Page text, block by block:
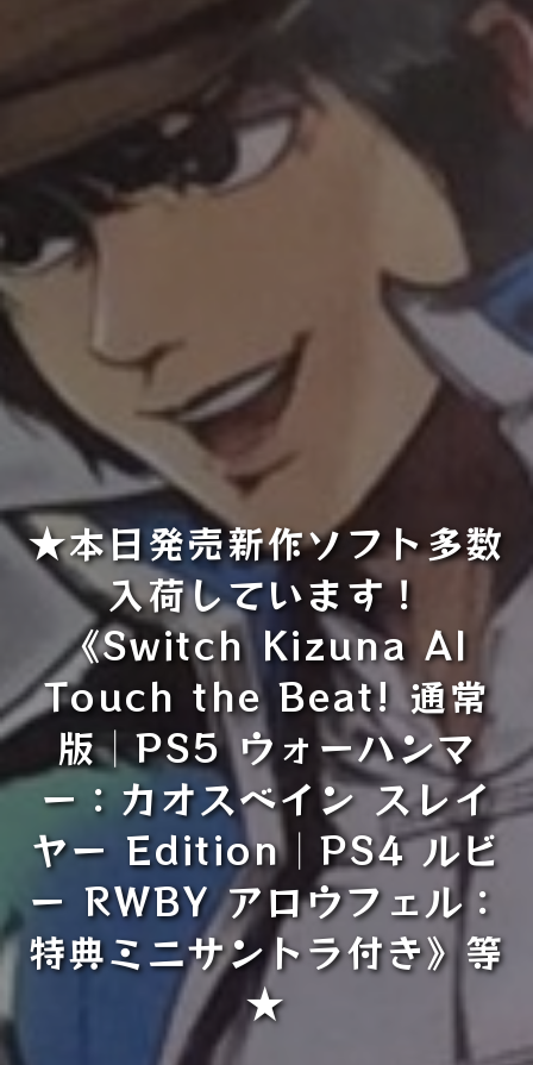
★本日発売新作ソフト多数
入荷しています！
《Switch Kizuna AI
Touch the Beat! 通常
版│PS5 ウォーハンマ
ー：カオスベイン スレイ
ヤー Edition│PS4 ルビ
ー RWBY アロウフェル：
特典ミニサントラ付き》等
★